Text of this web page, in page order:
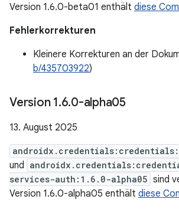
Version 1.6.0-beta01 enthält diese
Fehlerkorrekturen
Kleinere Korrekturen an der
b/435703922)
Version 1.6.0-alpha05
13. August 2025
und
services-auth:1.6.0-alpha05 sind
Version 1.6.0-alpha05 enthält diese